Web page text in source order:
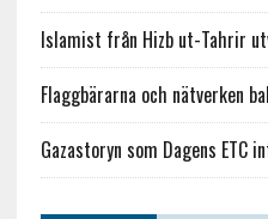
Islamist från Hizb ut-Tahrir
Flaggbärarna och nätverken
Gazastoryn som Dagens ETC